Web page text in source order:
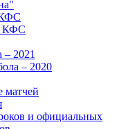
КФС
– 2021
– 2020
матчей
и официальных